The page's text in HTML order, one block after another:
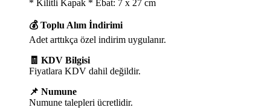
* Kilitli Kapak * Ebat: 7 x 27 cm
💰 Toplu Alım İndirimi
Adet arttıkça özel indirim uygulanır.
🧾 KDV Bilgisi
Fiyatlara KDV dahil değildir.
📌 Numune
Numune talepleri ücretlidir.